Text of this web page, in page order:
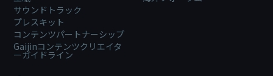
サウンドトラック
プレスキット
コンテンツパートナーシップ
Gaijinコンテンツクリエイタ
ーガイドライン